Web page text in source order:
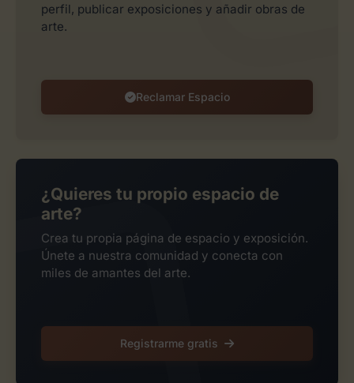
perfil, publicar exposiciones y añadir obras de
arte.
Reclamar Espacio
¿Quieres tu propio espacio de
arte?
Crea tu propia página de espacio y exposición.
Únete a nuestra comunidad y conecta con
miles de amantes del arte.
Registrarme gratis